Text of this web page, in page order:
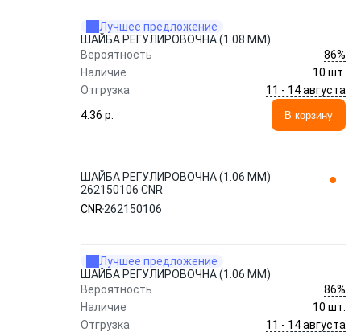
Лучшее предложение
ШАЙБА РЕГУЛИРОВОЧНА (1.08 MM)
Вероятность
86%
Наличие
10 шт.
Отгрузка
11 - 14 августа
4.36 p.
В корзину
ШАЙБА РЕГУЛИРОВОЧНА (1.06 MM)
262150106 CNR
CNR 262150106
Лучшее предложение
ШАЙБА РЕГУЛИРОВОЧНА (1.06 MM)
Вероятность
86%
Наличие
10 шт.
Отгрузка
11 - 14 августа